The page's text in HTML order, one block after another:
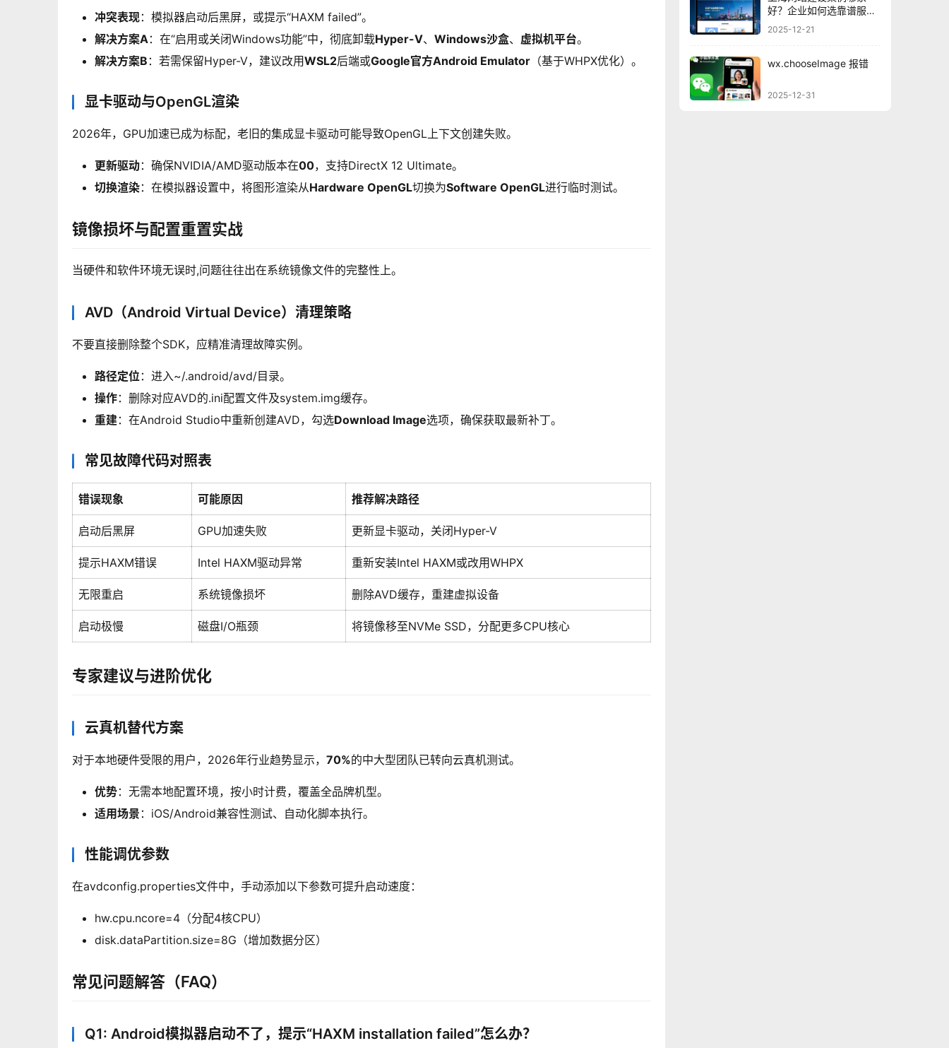
冲突表现：模拟器启动后黑屏，或提示“HAXM failed”。
解决方案A：在“启用或关闭Windows功能”中，彻底卸载Hyper-V、 Windows沙盒、 虚拟机平台。
解决方案B ：若需保留Hyper-V，建议改用WSL2后端或Google官方Android Emulator （基于WHPX优化）。
显卡驱动与OpenGL渲染
2026年，GPU加速已成为标配，老旧的集成显卡驱动可能导致OpenGL上下文创建失败。
更新驱动：确保NVIDIA/AMD驱动版本在00，支持DirectX 12 Ultimate。
切换渲染：在模拟器设置中，将图形渲染从Hardware OpenGL切换为Software OpenGL进行临时测试。
镜像损坏与配置重置实战
当硬件和软件环境无误时,问题往往出在系统镜像文件的完整性上。
AVD（Android Virtual Device）清理策略
不要直接删除整个SDK，应精准清理故障实例。
路径定位：进入~/.android/avd/目录。
操作：删除对应AVD的.ini配置文件及system.img缓存。
重建：在Android Studio中重新创建AVD，勾选Download Image选项，确保获取最新补丁。
常见故障代码对照表
错误现象 可能原因 推荐解决路径
启动后黑屏 GPU加速失败 更新显卡驱动，关闭Hyper-V
提示HAXM错误 Intel HAXM驱动异常 重新安装Intel HAXM或改用WHPX
无限重启 系统镜像损坏 删除AVD缓存，重建虚拟设备
启动极慢 磁盘I/O瓶颈 将镜像移至NVMe SSD，分配更多CPU核心
专家建议与进阶优化
云真机替代方案
对于本地硬件受限的用户，2026年行业趋势显示， 70%的中大型团队已转向云真机测试。
优势：无需本地配置环境，按小时计费，覆盖全品牌机型。
适用场景 ：iOS/Android兼容性测试、自动化脚本执行。
性能调优参数
在avdconfig.properties文件中，手动添加以下参数可提升启动速度：
hw.cpu.ncore=4（分配4核CPU）
disk.dataPartition.size=8G（增加数据分区）
常见问题解答（FAQ）
Q1: Android模拟器启动不了，提示“HAXM installation failed”怎么办？
好？企业如何选靠谱服务
商？
2025-12-21
wx.chooseImage 报错
2025-12-31